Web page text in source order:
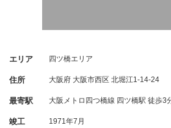
エリア 四ツ橋エリア
住所 大阪府 大阪市西区 北堀江1-14-24
最寄駅 大阪メトロ四つ橋線 四ツ橋駅 徒歩3
竣工 1971年7月